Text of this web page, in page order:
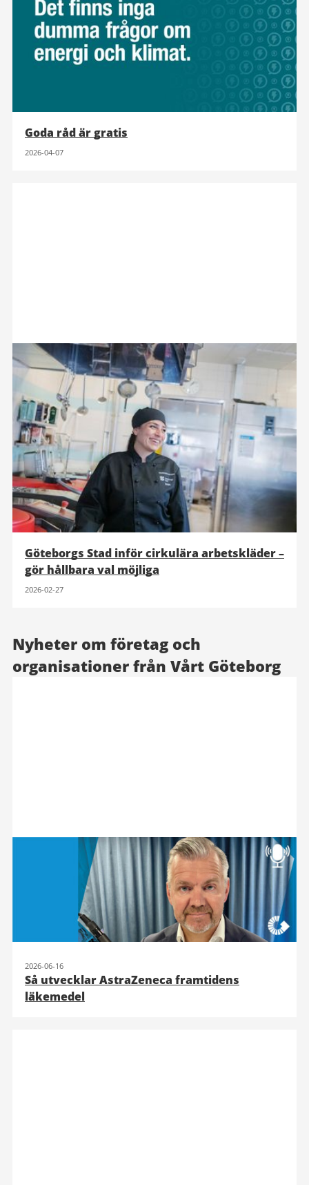
Goda råd är gratis
2026-04-07
Göteborgs Stad inför cirkulära arbetskläder –
gör hållbara val möjliga
2026-02-27
Nyheter om företag och
organisationer från Vårt Göteborg
2026-06-16
Så utvecklar AstraZeneca framtidens
läkemedel